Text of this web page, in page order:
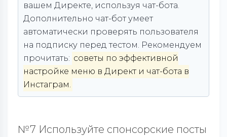
вашем Директе, используя чат-бота.
Дополнительно чат-бот умеет
автоматически проверять пользователя
на подписку перед тестом. Рекомендуем
прочитать: советы по эффективной
настройке меню в Директ и чат-бота в
Инстаграм.
№7 Используйте спонсорские посты